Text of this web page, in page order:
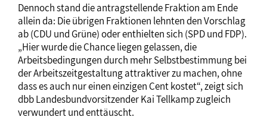
Dennoch stand die antragstellende Fraktion am Ende
allein da: Die übrigen Fraktionen lehnten den Vorschlag
ab (CDU und Grüne) oder enthielten sich (SPD und FDP).
„Hier wurde die Chance liegen gelassen, die
Arbeitsbedingungen durch mehr Selbstbestimmung bei
der Arbeitszeitgestaltung attraktiver zu machen, ohne
dass es auch nur einen einzigen Cent kostet“, zeigt sich
dbb Landesbundvorsitzender Kai Tellkamp zugleich
verwundert und enttäuscht.